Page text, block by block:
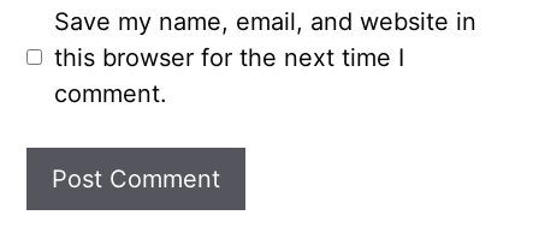
Save my name, email, and website in
this browser for the next time I
comment.